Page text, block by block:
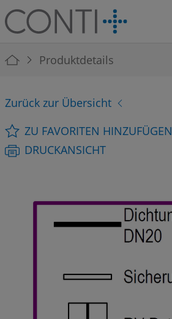
Skip to main navigation
Skip to main content
Skip to page footer
You are here:
Produktdetails
Zurück zur Übersicht
ZU FAVORITEN HINZUFÜGEN
DRUCKANSICHT